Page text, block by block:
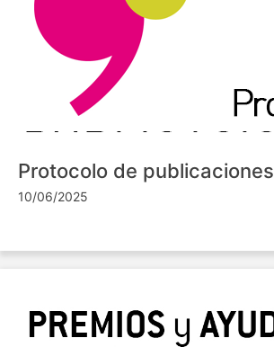
Protocolo de publicaciones
10/06/2025